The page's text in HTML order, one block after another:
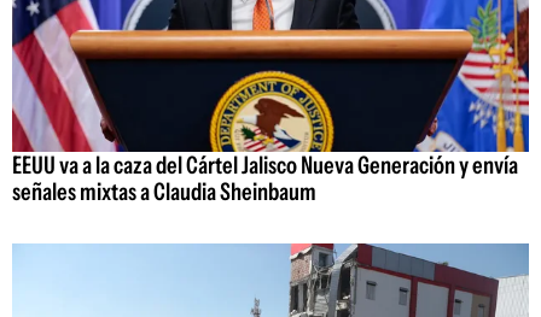
EEUU va a la caza del Cártel Jalisco Nueva Generación y envía
señales mixtas a Claudia Sheinbaum